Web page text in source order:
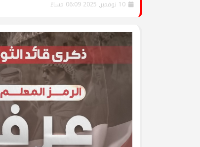
جرحى الحرب على
ومشاركة في وقفة
تيار الإصلاح
لتكريم أسر الشهداء
تيار الإصلاح
(العهد والوفاء) لأسر
تيار الإصلاح
يوم الأسير
بالصور: تيار
قانون إعدام